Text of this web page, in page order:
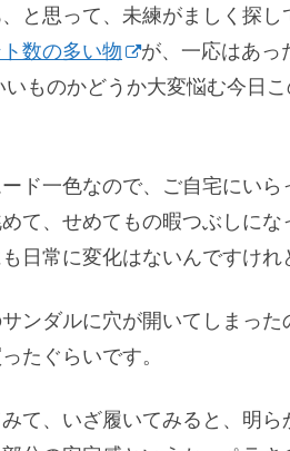
と思って、未練がましく探し
数の多い物
が、一応はあっ
ものかどうか大変悩む今日
ド一色なので、ご自宅にいら
て、せめてもの暇つぶしに
日常に変化はないんですけれ
ンダルに穴が開いてしまった
たぐらいです。
て、いざ履いてみると、明ら